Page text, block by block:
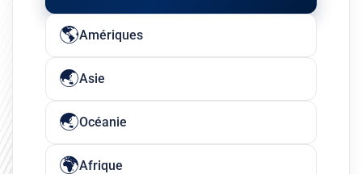
Amériques
Asie
Océanie
Afrique